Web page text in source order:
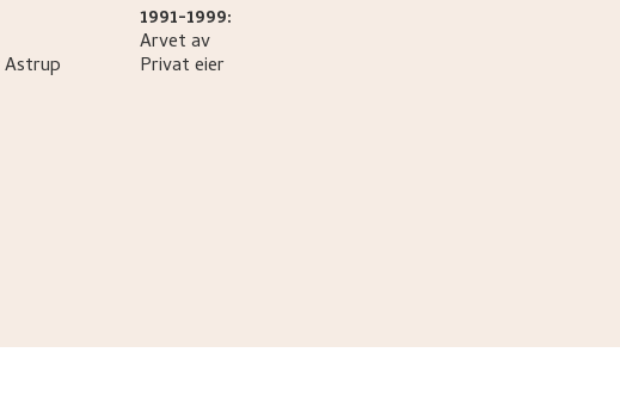
Astrup
1991-1999:
Arvet av
Privat eier